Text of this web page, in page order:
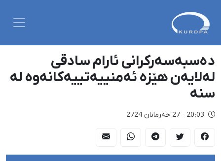
دەسبەسەرکرانی ئارام سادقی
لەلایەن هێزە ئەمنییەتییەکانەوە لە
سنە
20:03 - 27 خەرمانان 2724